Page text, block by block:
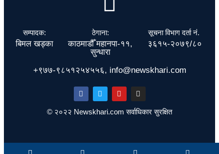
सम्पादक:
बिमल खड्का
ठेगाना:
काठमाडौँ महानपा-११,
सुन्धारा
सूचना विभाग दर्ता नं.
३६१५-२०७९/८०
+९७७-९८५१२५४५५६, info@newskhari.com
© २०२२ Newskhari.com सर्वाधिकार सुरक्षित